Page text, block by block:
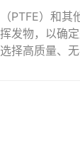
PTFE）和其
发物，以确
高质量、无